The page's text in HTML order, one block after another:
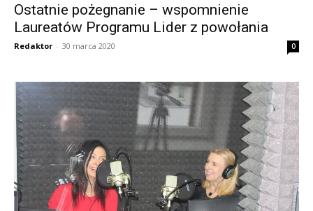
Ostatnie pożegnanie – wspomnienie
Laureatów Programu Lider z powołania
Redaktor - 30 marca 2020 0